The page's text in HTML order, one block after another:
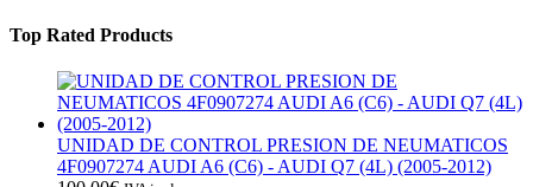
Top Rated Products
UNIDAD DE CONTROL PRESION DE NEUMATICOS
4F0907274 AUDI A6 (C6) - AUDI Q7 (4L) (2005-2012)